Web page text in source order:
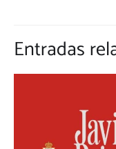
Entradas